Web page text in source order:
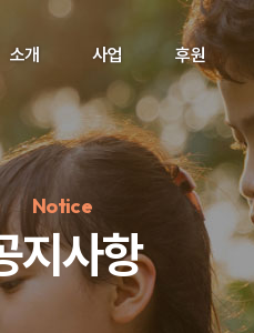
소개 사업 후원
페인 #팬덤후원
Notice
지사항